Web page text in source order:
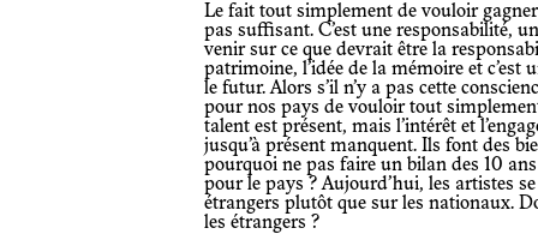
Le fait tout simplement de vouloir gagner du prestige en faisant le musée n’est
pas suffisant. C’est une responsabilité,
venir sur ce que devrait être la
patrimoine, l’idée de la mémoire et c’est
le futur. Alors s’il n’y a pas cette
pour nos pays de vouloir tout
talent est présent, mais l’intérêt et
jusqu’à présent manquent. Ils font des
pourquoi ne pas faire un bilan des 10
pour le pays ? Aujourd’hui, les artistes
étrangers plutôt que sur les nationaux.
les étrangers ?